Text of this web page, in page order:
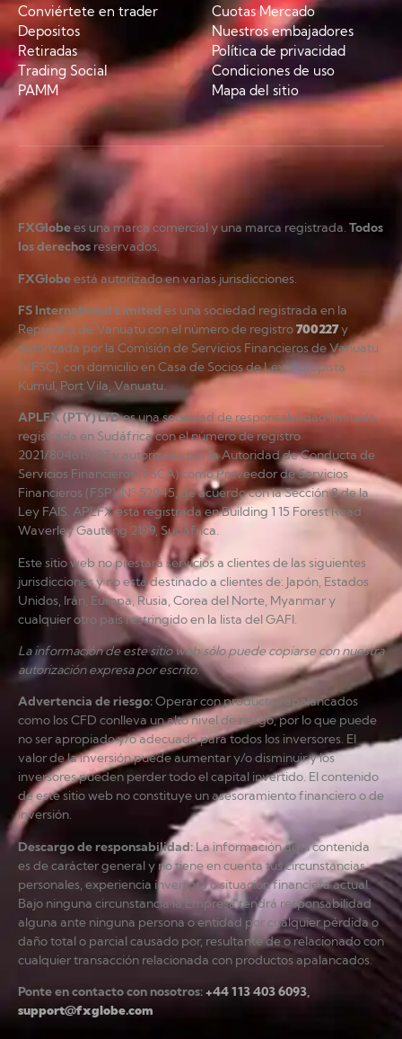
Conviértete en trader
Depositos
Retiradas
Trading Social
PAMM
Cuotas Mercado
Nuestros embajadores
Política de privacidad
Condiciones de uso
Mapa del sitio
FXGlobees una marca comercial y una marca registrada. Todos
los derechos reservados.
FXGlobeestá autorizado en varias jurisdicciones.
FS International Limited es una sociedad registrada en la
República de Vanuatu con el número de registro700227y
autorizada por la Comisión de Servicios Financieros de Vanuatu
(VFSC), con domicilio en Casa de Socios de Ley, Autopista
Kumul, Port Vila, Vanuatu.
APLFX (PTY) LTDes una sociedad de responsabilidad limitada
registrada en Sudáfrica con el número de registro
2021/804619/07 y autorizada por la Autoridad de Conducta de
Servicios Financieros (FSCA) como Proveedor de Servicios
Financieros (FSP), Nº 52045, de acuerdo con la Sección 8 de la
Ley FAIS. APLFX está registrada en Building 1 15 Forest Road
Waverley Gauteng 2199, Sudáfrica.
Este sitio web no prestará servicios a clientes de las siguientes
jurisdicciones y no está destinado a clientes de: Japón, Estados
Unidos, Irán, Europa, Rusia, Corea del Norte, Myanmar y
cualquier otro país restringido en la lista del GAFI.
La información de este sitio web sólo puede copiarse con nuestra
autorización expresa por escrito.
Advertencia de riesgo:Operar con productos apalancados
como los CFD conlleva un alto nivel de riesgo, por lo que puede
no ser apropiado y/o adecuado para todos los inversores. El
valor de la inversión puede aumentar y/o disminuir y los
inversores pueden perder todo el capital invertido. El contenido
de este sitio web no constituye un asesoramiento financiero o de
inversión.
Descargo de responsabilidad: La información aquí contenida
es de carácter general y no tiene en cuenta tus circunstancias
personales, experiencia inversora o situación financiera actual.
Bajo ninguna circunstancia la Empresa tendrá responsabilidad
alguna ante ninguna persona o entidad por cualquier pérdida o
daño total o parcial causado por, resultante de o relacionado con
cualquier transacción relacionada con productos apalancados.
Ponte en contacto con nosotros:+44 113 403 6093,
support@fxglobe.com